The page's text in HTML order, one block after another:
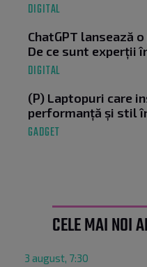
DIGITAL
ChatGPT lansează
De ce sunt experții
DIGITAL
(P) Laptopuri care
performanță și stil
GADGET
CELE MAI NOI
3 august, 7:30